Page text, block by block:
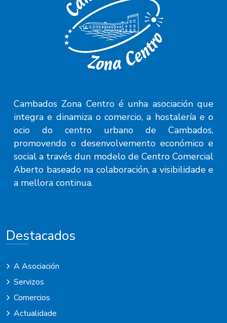
Cambados Zona Centro é unha asociación que
integra e dinamiza o comercio, a hostalería e o
ocio do centro urbano de Cambados,
promovendo o desenvolvemento económico e
social a través dun modelo de Centro Comercial
Aberto baseado na colaboración, a visibilidade e
a mellora continua.
Destacados
A Asociación
Servizos
Comercios
Actualidade